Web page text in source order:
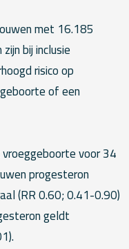
met 16.185
bij inclusie
risico op
of een
voor 34
progesteron
(RR 0.60; 0.41-0.90)
geldt